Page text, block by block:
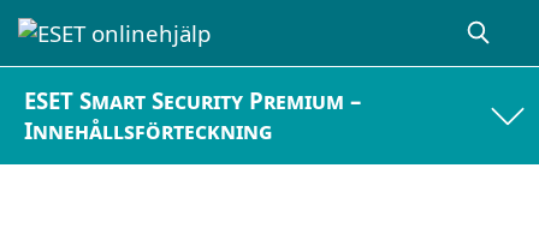
ESET Smart Security Premium –
Innehållsförteckning